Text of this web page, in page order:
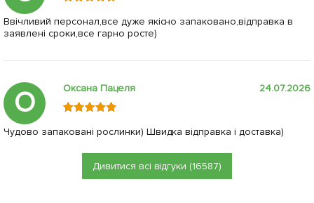
Ввічливий персонал,все дуже якісно запаковано,відправка в
заявлені сроки,все гарно росте)
О Оксана Пацеля 24.07.2026
Чудово запаковані рослинки) Швидка відправка і доставка)
Дивитися всі відгуки (16587)